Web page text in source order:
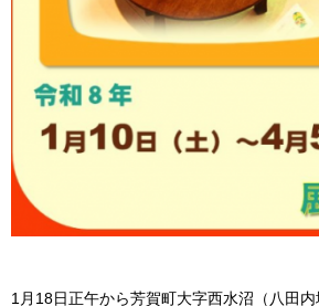
1月18日正午から芳賀町大字西水沼（八田